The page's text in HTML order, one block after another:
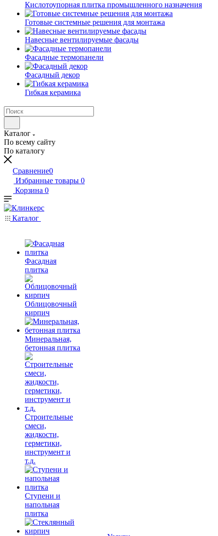
Кислотоупорная плитка промышленного назначения
Готовые системные решения для монтажа
Навесные вентилируемые фасады
Фасадные термопанели
Фасадный декор
Гибкая керамика
Каталог
По всему сайту
По каталогу
Сравнение0
Избранные товары 0
Корзина 0
Каталог
Фасадная
плитка
Облицовочный
кирпич
Минеральная,
бетонная плитка
Строительные
смеси,
жидкости,
герметики,
инструмент и
т.д.
Ступени и
напольная
плитка